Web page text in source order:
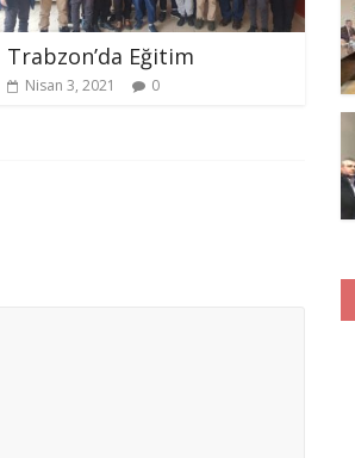
Trabzon’da Eğitim
Nisan 3, 2021 0